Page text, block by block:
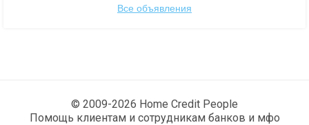
Все объявления
© 2009-2026 Home Credit People
Помощь клиентам и сотрудникам банков и мфо